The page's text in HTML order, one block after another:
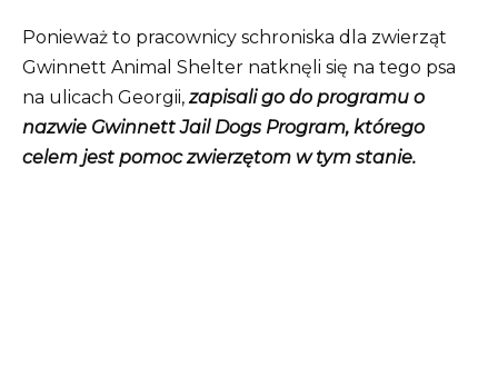
Ponieważ to pracownicy schroniska dla zwierząt
Gwinnett Animal Shelter natknęli się na tego psa
na ulicach Georgii,zapisali go do programu o
nazwie Gwinnett Jail Dogs Program, którego
celem jest pomoc zwierzętom w tym stanie.